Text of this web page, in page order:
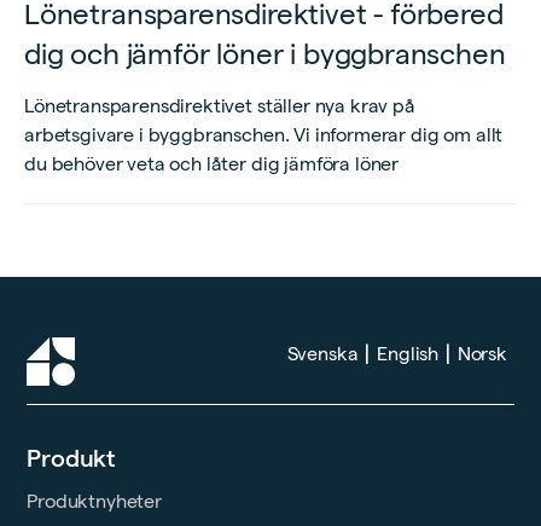
Lönetransparensdirektivet - förbered
dig och jämför löner i byggbranschen
Lönetransparensdirektivet ställer nya krav på
arbetsgivare i byggbranschen. Vi informerar dig om allt
du behöver veta och låter dig jämföra löner
Svenska | English | Norsk
Produkt
Produktnyheter